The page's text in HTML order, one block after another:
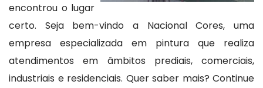
encontrou o lugar
certo. Seja bem-vindo a Nacional Cores, uma
empresa especializada em pintura que realiza
atendimentos em âmbitos prediais, comerciais,
industriais e residenciais. Quer saber mais? Continue